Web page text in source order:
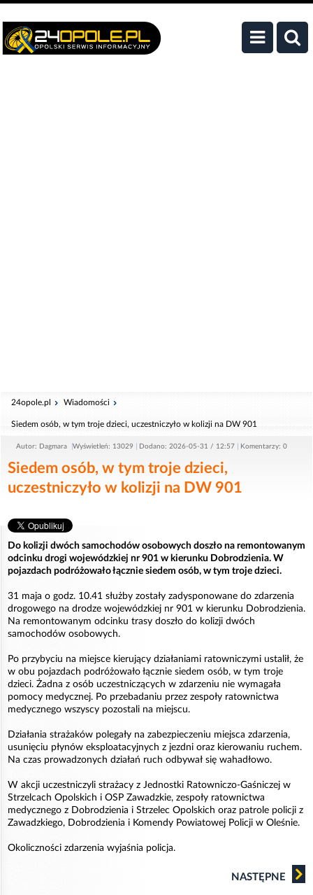
24opole.pl Wiadomości
Siedem osób, w tym troje dzieci, uczestniczyło w kolizji na DW 901
Autor: Dagmara Wyświetleń: 13029 Dodano: 2026-05-31 / 12:57 Komentarzy: 0
Siedem osób, w tym troje dzieci,
uczestniczyło w kolizji na DW 901
Do kolizji dwóch samochodów osobowych doszło na remontowanym
odcinku drogi wojewódzkiej nr 901 w kierunku Dobrodzienia. W
pojazdach podróżowało łącznie siedem osób, w tym troje dzieci.
31 maja o godz. 10.41 służby zostały zadysponowane do zdarzenia
drogowego na drodze wojewódzkiej nr 901 w kierunku Dobrodzienia.
Na remontowanym odcinku trasy doszło do kolizji dwóch
samochodów osobowych.
Po przybyciu na miejsce kierujący działaniami ratowniczymi ustalił, że
w obu pojazdach podróżowało łącznie siedem osób, w tym troje
dzieci. Żadna z osób uczestniczących w zdarzeniu nie wymagała
pomocy medycznej. Po przebadaniu przez zespoły ratownictwa
medycznego wszyscy pozostali na miejscu.
Działania strażaków polegały na zabezpieczeniu miejsca zdarzenia,
usunięciu płynów eksploatacyjnych z jezdni oraz kierowaniu ruchem.
Na czas prowadzonych działań ruch odbywał się wahadłowo.
W akcji uczestniczyli strażacy z Jednostki Ratowniczo-Gaśniczej w
Strzelcach Opolskich i OSP Zawadzkie, zespoły ratownictwa
medycznego z Dobrodzienia i Strzelec Opolskich oraz patrole policji z
Zawadzkiego, Dobrodzienia i Komendy Powiatowej Policji w Oleśnie.
Okoliczności zdarzenia wyjaśnia policja.
NASTĘPNE